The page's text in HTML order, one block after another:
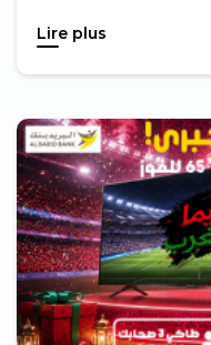
Lire plus